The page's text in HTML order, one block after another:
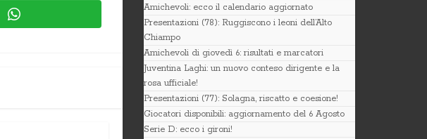
Amichevoli: ecco il calendario aggiornato
Presentazioni (78): Ruggiscono i leoni dell’Alto
Chiampo
Amichevoli di giovedì 6: risultati e marcatori
Juventina Laghi: un nuovo conteso dirigente e la
rosa ufficiale!
Presentazioni (77): Solagna, riscatto e coesione!
Giocatori disponibili: aggiornamento del 6 Agosto
Serie D: ecco i gironi!